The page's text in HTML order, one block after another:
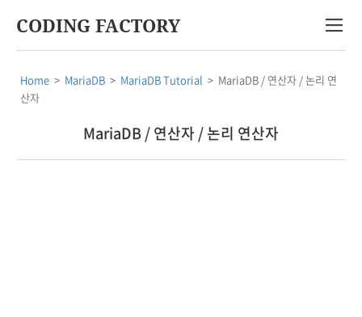
CODING FACTORY
Home > MariaDB > MariaDB Tutorial > MariaDB / 연산자 / 논리 연
산자
MariaDB / 연산자 / 논리 연산자